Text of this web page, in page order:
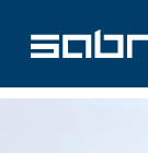
contenu